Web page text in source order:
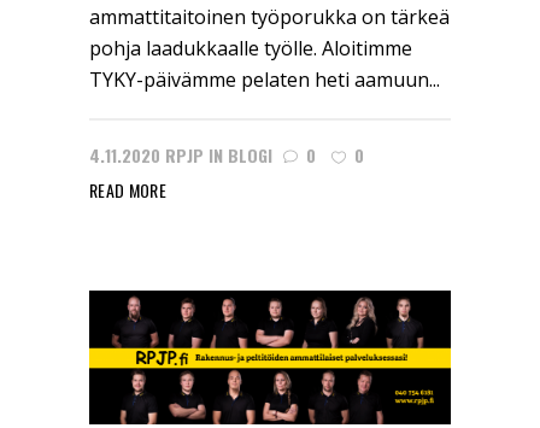
ammattitaitoinen työporukka on tärkeä
pohja laadukkaalle työlle. Aloitimme
TYKY-päivämme pelaten heti aamuun...
4.11.2020 RPJP IN BLOGI 0
0
READ MORE